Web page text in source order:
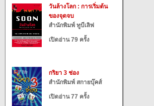
วันล้างโลก : การเริ่มต้น
ของจุดจบ
สำนักพิมพ์ ทูบีเลิฟ
เปิดอ่าน 79 ครั้ง
กริยา 3 ช่อง
สำนักพิมพ์ สกายบุ๊คส์
เปิดอ่าน 77 ครั้ง